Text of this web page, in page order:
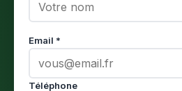
Email *
Téléphone